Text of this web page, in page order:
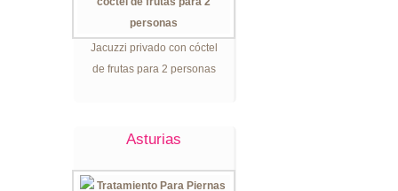
Jacuzzi privado con cóctel
de frutas para 2 personas
Asturias